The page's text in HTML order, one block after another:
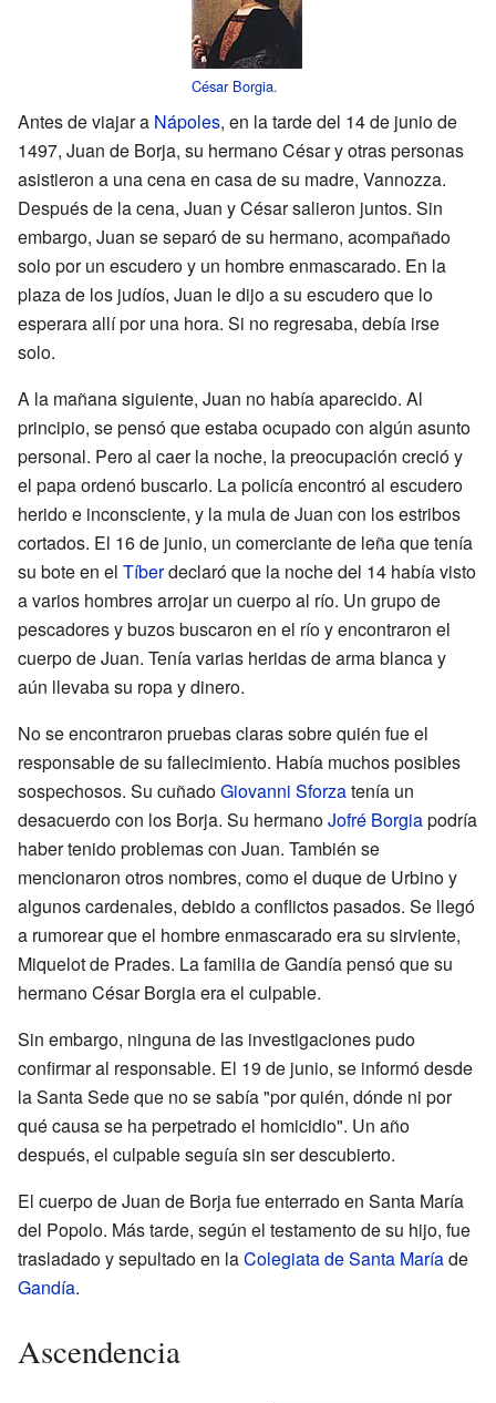
César Borgia.
Antes de viajar a Nápoles, en la tarde del 14 de junio de
1497, Juan de Borja, su hermano César y otras personas
asistieron a una cena en casa de su madre, Vannozza.
Después de la cena, Juan y César salieron juntos. Sin
embargo, Juan se separó de su hermano, acompañado
solo por un escudero y un hombre enmascarado. En la
plaza de los judíos, Juan le dijo a su escudero que lo
esperara allí por una hora. Si no regresaba, debía irse
solo.
A la mañana siguiente, Juan no había aparecido. Al
principio, se pensó que estaba ocupado con algún asunto
personal. Pero al caer la noche, la preocupación creció y
el papa ordenó buscarlo. La policía encontró al escudero
herido e inconsciente, y la mula de Juan con los estribos
cortados. El 16 de junio, un comerciante de leña que tenía
su bote en el Tíberdeclaró que la noche del 14 había visto
a varios hombres arrojar un cuerpo al río. Un grupo de
pescadores y buzos buscaron en el río y encontraron el
cuerpo de Juan. Tenía varias heridas de arma blanca y
aún llevaba su ropa y dinero.
No se encontraron pruebas claras sobre quién fue el
responsable de su fallecimiento. Había muchos posibles
sospechosos. Su cuñadoGiovanni Sforzatenía un
desacuerdo con los Borja. Su hermanoJofré Borgiapodría
haber tenido problemas con Juan. También se
mencionaron otros nombres, como el duque de Urbino y
algunos cardenales, debido a conflictos pasados. Se llegó
a rumorear que el hombre enmascarado era su sirviente,
Miquelot de Prades. La familia de Gandía pensó que su
hermano César Borgia era el culpable.
Sin embargo, ninguna de las investigaciones pudo
confirmar al responsable. El 19 de junio, se informó desde
la Santa Sede que no se sabía "por quién, dónde ni por
qué causa se ha perpetrado el homicidio". Un año
después, el culpable seguía sin ser descubierto.
El cuerpo de Juan de Borja fue enterrado en Santa María
del Popolo. Más tarde, según el testamento de su hijo, fue
trasladado y sepultado en laColegiata de Santa Maríade
Gandía.
Ascendencia